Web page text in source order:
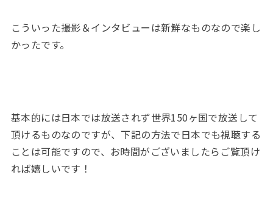
こういった撮影＆インタビューは新鮮なものなので楽し
かったです。
基本的には日本では放送されず世界150ヶ国で放送して
頂けるものなのですが、下記の方法で日本でも視聴する
ことは可能ですので、お時間がございましたらご覧頂け
れば嬉しいです！